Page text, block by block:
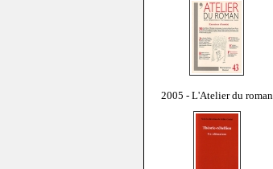
2005 - L'Atelier du roman